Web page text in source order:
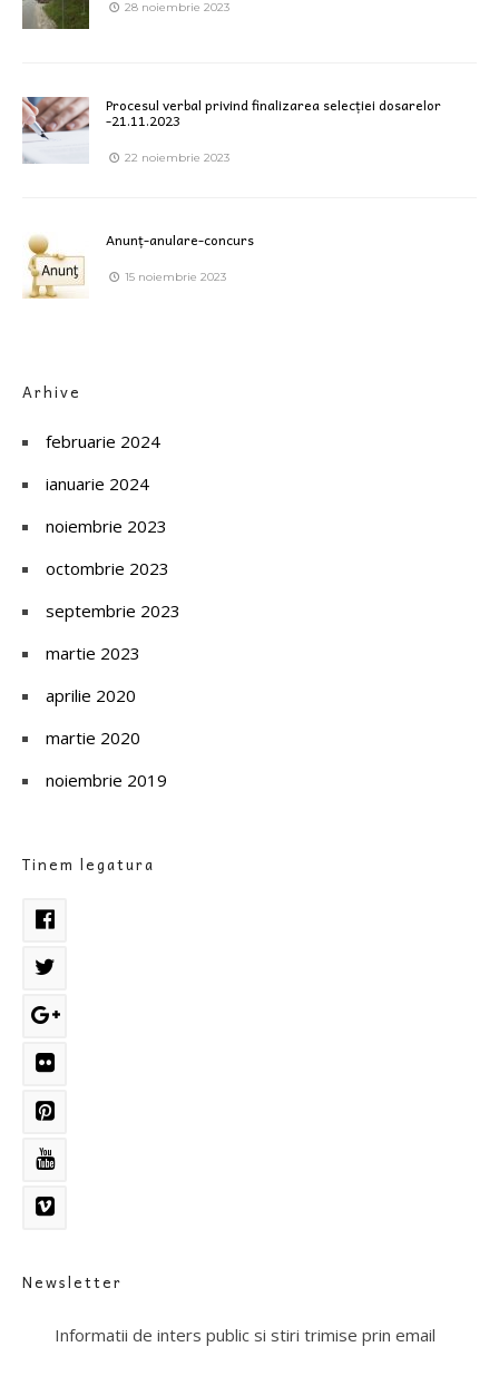
28 noiembrie 2023
Procesul verbal privind finalizarea selecției dosarelor
-21.11.2023
22 noiembrie 2023
Anunț-anulare-concurs
15 noiembrie 2023
Arhive
februarie 2024
ianuarie 2024
noiembrie 2023
octombrie 2023
septembrie 2023
martie 2023
aprilie 2020
martie 2020
noiembrie 2019
Tinem legatura
Newsletter
Informatii de inters public si stiri trimise prin email